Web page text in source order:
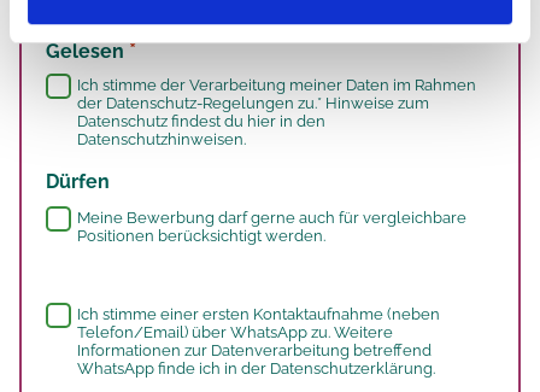
Gelesen *
Ich stimme der Verarbeitung meiner Daten im Rahmen
der Datenschutz-Regelungen zu.* Hinweise zum
Datenschutz findest du hierin den
Datenschutzhinweisen.
Dürfen
Meine Bewerbung darf gerne auch für vergleichbare
Positionen berücksichtigt werden.
Whatsapp
Ich stimme einer ersten Kontaktaufnahme (neben
Telefon/Email) über WhatsApp zu. Weitere
Informationen zur Datenverarbeitung betreffend
WhatsApp finde ich in der Datenschutzerklärung.